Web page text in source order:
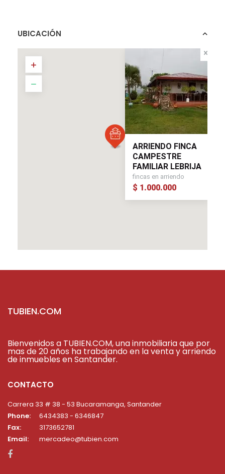
UBICACIÓN
ARRIENDO FINCA
CAMPESTRE
FAMILIAR LEBRIJA
fincas en arriendo
$ 1.000.000
TUBIEN.COM
Bienvenidos a TUBIEN.COM, una inmobiliaria que por
mas de 20 años ha trabajando en la venta y arriendo
de inmuebles en Santander.
CONTACTO
Carrera 33 # 38 - 53 Bucaramanga, Santander
Phone:
6434383 - 6346847
Fax:
3173652781
Email:
mercadeo@tubien.com